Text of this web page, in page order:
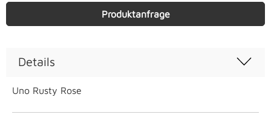
Produktanfrage
Details
Uno Rusty Rose